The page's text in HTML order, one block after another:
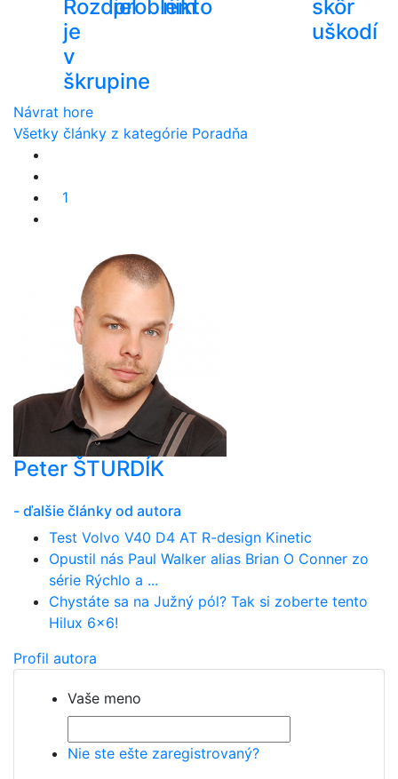
Rozdiel
je
v
škrupine
problém
nikto
skôr
uškodí
Návrat hore
Všetky články z kategórie Poradňa
1
Peter ŠTURDÍK
- ďalšie články od autora
Test Volvo V40 D4 AT R-design Kinetic
Opustil nás Paul Walker alias Brian O Conner zo
série Rýchlo a ...
Chystáte sa na Južný pól? Tak si zoberte tento
Hilux 6x6!
Profil autora
Vaše meno
Nie ste ešte zaregistrovaný?